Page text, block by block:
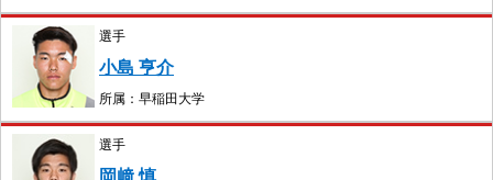
選手
小島 亨介
所属：早稲田大学
選手